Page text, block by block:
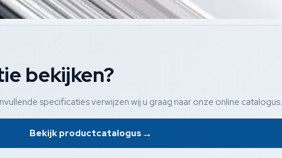
bekijken?
specificaties verwijzen wij u graag naar onze online catalogus.
Bekijk productcatalogus →